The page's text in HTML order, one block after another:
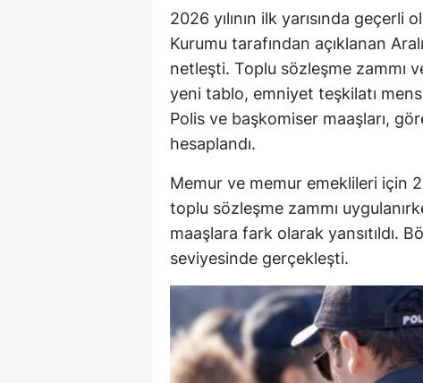
2026 yılının ilk yarısında
Kurumu tarafından açıklanan
netleşti. Toplu sözleşme zammı
yeni tablo, emniyet teşkilatı
Polis ve başkomiser maaşları,
hesaplandı.
Memur ve memur emeklileri için
toplu sözleşme zammı
maaşlara fark olarak yansıtıldı.
seviyesinde gerçekleşti.